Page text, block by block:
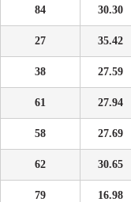
84 30.30
27 35.42
38 27.59
61 27.94
58 27.69
62 30.65
79 16.98